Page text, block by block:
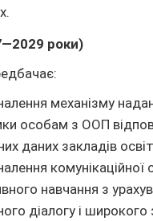
роки)
механізму
особам з ООП
даних закладів
комунікаційної
навчання з
діалогу і широкого